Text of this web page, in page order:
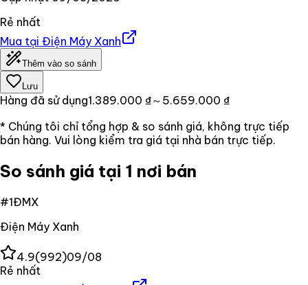
Rẻ nhất
Mua tại Điện Máy Xanh
Thêm vào so sánh
Lưu
Hàng đã sử dụng1.389.000 ₫～5.659.000 ₫
* Chúng tôi chỉ tổng hợp & so sánh giá, không trực tiếp
bán hàng. Vui lòng kiểm tra giá tại nhà bán trực tiếp.
So sánh giá tại 1 nơi bán
#1ĐMX
Điện Máy Xanh
4.9(992)09/08
Rẻ nhất